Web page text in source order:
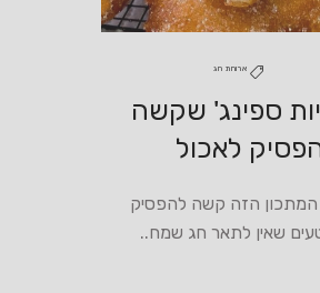
ארוחת חג
ספינג' שקשה
לאכול
הזה קשה להפסיק
שאין לתאר חג שמח..